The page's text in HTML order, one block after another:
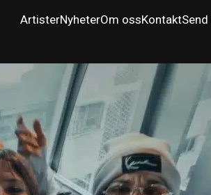
ArtisterNyheterOm ossKontakt